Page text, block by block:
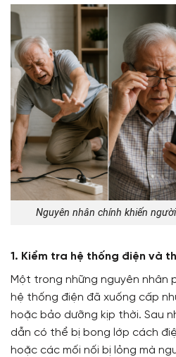
Nguyên nhân chính khiến
1. Kiểm tra hệ thống điện và
Một trong những nguyên nhân
hệ thống điện đã xuống cấp
hoặc bảo dưỡng kịp thời. Sau
dẫn có thể bị bong lớp cách
hoặc các mối nối bị lỏng mà